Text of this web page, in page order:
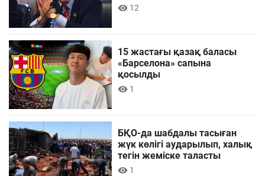
12
15 жастағы қазақ баласы
«Барселона» сапына
қосылды
1
БҚО-да шабдалы тасыған
жүк көлігі аударылып, халық
тегін жеміске таласты
1